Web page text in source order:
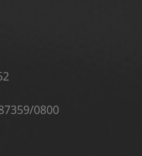
0800